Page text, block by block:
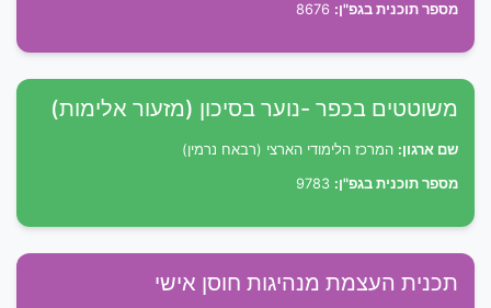
מספר תוכנית בגפ"ן:
משוטטים בכפר -נוער בסיכון (מזעור אלימות)
שם ארגון: המרכז הלימודי הארצי (רבאח נרמין)
מספר תוכנית בגפ"ן:
תכנית העצמת מנהיגות חוסן אישי